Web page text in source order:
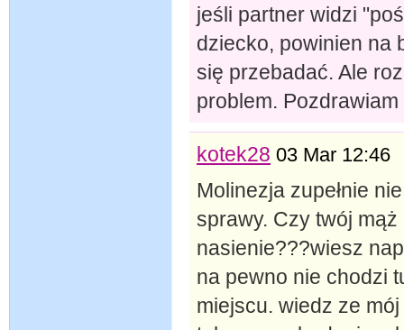
jeśli partner widzi
dziecko, powinien na
się przebadać. Ale
problem. Pozdrawiam
kotek28 03 Mar 12:46
Molinezja zupełnie
sprawy. Czy twój mąż
nasienie???wiesz
na pewno nie chodzi
miejscu. wiedz ze